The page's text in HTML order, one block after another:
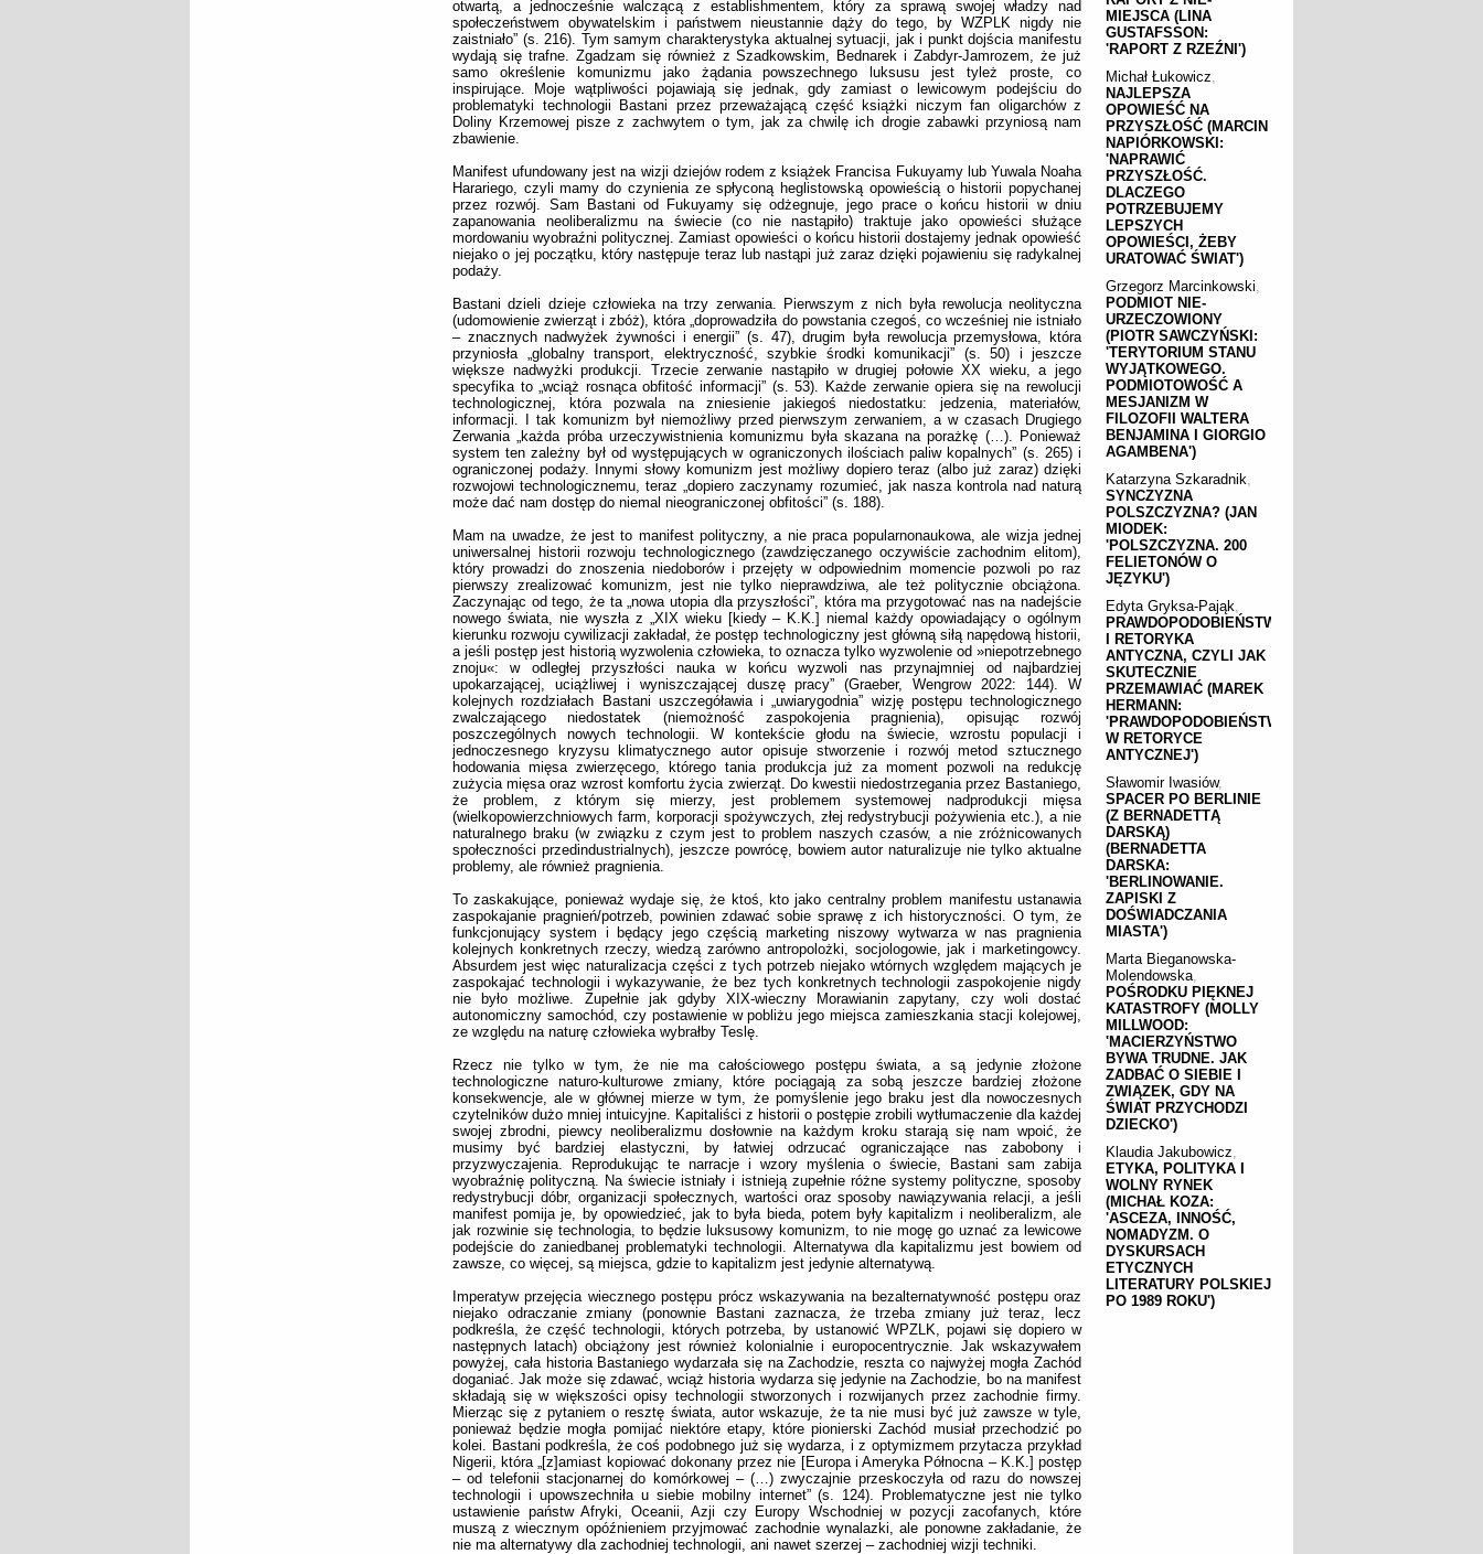
MIEJSCA (LINA
GUSTAFSSON:
'RAPORT Z RZEŹNI')
Michał Łukowicz
NAJLEPSZA
OPOWIEŚĆ NA
PRZYSZŁOŚĆ (MARCIN
NAPIÓRKOWSKI:
'NAPRAWIĆ
PRZYSZŁOŚĆ.
DLACZEGO
POTRZEBUJEMY
LEPSZYCH
OPOWIEŚCI, ŻEBY
URATOWAĆ ŚWIAT')
Grzegorz Marcinkowski
PODMIOT NIE-
URZECZOWIONY
(PIOTR SAWCZYŃSKI:
'TERYTORIUM STANU
WYJĄTKOWEGO.
PODMIOTOWOŚĆ A
MESJANIZM W
FILOZOFII WALTERA
BENJAMINA I GIORGIO
AGAMBENA')
Katarzyna Szkaradnik
SYNCZYZNA
POLSZCZYZNA? (JAN
MIODEK:
'POLSZCZYZNA. 200
FELIETONÓW O
JĘZYKU')
Edyta Gryksa-Pająk
PRAWDOPODOBIEŃSTWO
I RETORYKA
ANTYCZNA, CZYLI JAK
SKUTECZNIE
PRZEMAWIAĆ (MAREK
HERMANN:
'PRAWDOPODOBIEŃSTWO
W RETORYCE
ANTYCZNEJ')
Sławomir Iwasiów,
SPACER PO BERLINIE
(Z BERNADETTĄ
DARSKĄ)
(BERNADETTA
DARSKA:
'BERLINOWANIE.
ZAPISKI Z
DOŚWIADCZANIA
MIASTA')
Marta Bieganowska-
Molendowska
POŚRODKU PIĘKNEJ
KATASTROFY (MOLLY
MILLWOOD:
'MACIERZYŃSTWO
BYWA TRUDNE. JAK
ZADBAĆ O SIEBIE I
ZWIĄZEK, GDY NA
ŚWIAT PRZYCHODZI
DZIECKO')
Klaudia Jakubowicz
ETYKA, POLITYKA I
WOLNY RYNEK
(MICHAŁ KOZA:
'ASCEZA, INNOŚĆ,
NOMADYZM. O
DYSKURSACH
ETYCZNYCH
LITERATURY POLSKIEJ
PO 1989 ROKU')
otwartą, a jednocześnie walczącą z establishmentem, który za sprawą swojej władzy nad
społeczeństwem obywatelskim i państwem nieustannie dąży do tego, by WZPLK nigdy nie
zaistniało” (s. 216). Tym samym charakterystyka aktualnej sytuacji, jak i punkt dojścia manifestu
wydają się trafne. Zgadzam się również z Szadkowskim, Bednarek i Zabdyr-Jamrozem, że już
samo określenie komunizmu jako żądania powszechnego luksusu jest tyleż proste, co
inspirujące. Moje wątpliwości pojawiają się jednak, gdy zamiast o lewicowym podejściu do
problematyki technologii Bastani przez przeważającą część książki niczym fan oligarchów z
Doliny Krzemowej pisze z zachwytem o tym, jak za chwilę ich drogie zabawki przyniosą nam
zbawienie.
Manifest ufundowany jest na wizji dziejów rodem z książek Francisa Fukuyamy lub Yuwala Noaha
Harariego, czyli mamy do czynienia ze spłyconą heglistowską opowieścią o historii popychanej
przez rozwój. Sam Bastani od Fukuyamy się odżegnuje, jego prace o końcu historii w dniu
zapanowania neoliberalizmu na świecie (co nie nastąpiło) traktuje jako opowieści służące
mordowaniu wyobraźni politycznej. Zamiast opowieści o końcu historii dostajemy jednak opowieść
niejako o jej początku, który następuje teraz lub nastąpi już zaraz dzięki pojawieniu się radykalnej
podaży.
Bastani dzieli dzieje człowieka na trzy zerwania. Pierwszym z nich była rewolucja neolityczna
(udomowienie zwierząt i zbóż), która „doprowadziła do powstania czegoś, co wcześniej nie istniało
– znacznych nadwyżek żywności i energii” (s. 47), drugim była rewolucja przemysłowa, która
przyniosła „globalny transport, elektryczność, szybkie środki komunikacji” (s. 50) i jeszcze
większe nadwyżki produkcji. Trzecie zerwanie nastąpiło w drugiej połowie XX wieku, a jego
specyfika to „wciąż rosnąca obfitość informacji” (s. 53). Każde zerwanie opiera się na rewolucji
technologicznej, która pozwala na zniesienie jakiegoś niedostatku: jedzenia, materiałów,
informacji. I tak komunizm był niemożliwy przed pierwszym zerwaniem, a w czasach Drugiego
Zerwania „każda próba urzeczywistnienia komunizmu była skazana na porażkę (…). Ponieważ
system ten zależny był od występujących w ograniczonych ilościach paliw kopalnych” (s. 265) i
ograniczonej podaży. Innymi słowy komunizm jest możliwy dopiero teraz (albo już zaraz) dzięki
rozwojowi technologicznemu, teraz „dopiero zaczynamy rozumieć, jak nasza kontrola nad naturą
może dać nam dostęp do niemal nieograniczonej obfitości” (s. 188).
Mam na uwadze, że jest to manifest polityczny, a nie praca popularnonaukowa, ale wizja jednej
uniwersalnej historii rozwoju technologicznego (zawdzięczanego oczywiście zachodnim elitom),
który prowadzi do znoszenia niedoborów i przejęty w odpowiednim momencie pozwoli po raz
pierwszy zrealizować komunizm, jest nie tylko nieprawdziwa, ale też politycznie obciążona.
Zaczynając od tego, że ta „nowa utopia dla przyszłości”, która ma przygotować nas na nadejście
nowego świata, nie wyszła z „XIX wieku [kiedy – K.K.] niemal każdy opowiadający o ogólnym
kierunku rozwoju cywilizacji zakładał, że postęp technologiczny jest główną siłą napędową historii,
a jeśli postęp jest historią wyzwolenia człowieka, to oznacza tylko wyzwolenie od »niepotrzebnego
znoju«: w odległej przyszłości nauka w końcu wyzwoli nas przynajmniej od najbardziej
upokarzającej, uciążliwej i wyniszczającej duszę pracy” (Graeber, Wengrow 2022: 144). W
kolejnych rozdziałach Bastani uszczegóławia i „uwiarygodnia” wizję postępu technologicznego
zwalczającego niedostatek (niemożność zaspokojenia pragnienia), opisując rozwój
poszczególnych nowych technologii. W kontekście głodu na świecie, wzrostu populacji i
jednoczesnego kryzysu klimatycznego autor opisuje stworzenie i rozwój metod sztucznego
hodowania mięsa zwierzęcego, którego tania produkcja już za moment pozwoli na redukcję
zużycia mięsa oraz wzrost komfortu życia zwierząt. Do kwestii niedostrzegania przez Bastaniego,
że problem, z którym się mierzy, jest problemem systemowej nadprodukcji mięsa
(wielkopowierzchniowych farm, korporacji spożywczych, złej redystrybucji pożywienia etc.), a nie
naturalnego braku (w związku z czym jest to problem naszych czasów, a nie zróżnicowanych
społeczności przedindustrialnych), jeszcze powrócę, bowiem autor naturalizuje nie tylko aktualne
problemy, ale również pragnienia.
To zaskakujące, ponieważ wydaje się, że ktoś, kto jako centralny problem manifestu ustanawia
zaspokajanie pragnień/potrzeb, powinien zdawać sobie sprawę z ich historyczności. O tym, że
funkcjonujący system i będący jego częścią marketing niszowy wytwarza w nas pragnienia
kolejnych konkretnych rzeczy, wiedzą zarówno antropolożki, socjologowie, jak i marketingowcy.
Absurdem jest więc naturalizacja części z tych potrzeb niejako wtórnych względem mających je
zaspokajać technologii i wykazywanie, że bez tych konkretnych technologii zaspokojenie nigdy
nie było możliwe. Zupełnie jak gdyby XIX-wieczny Morawianin zapytany, czy woli dostać
autonomiczny samochód, czy postawienie w pobliżu jego miejsca zamieszkania stacji kolejowej,
ze względu na naturę człowieka wybrałby Teslę.
Rzecz nie tylko w tym, że nie ma całościowego postępu świata, a są jedynie złożone
technologiczne naturo-kulturowe zmiany, które pociągają za sobą jeszcze bardziej złożone
konsekwencje, ale w głównej mierze w tym, że pomyślenie jego braku jest dla nowoczesnych
czytelników dużo mniej intuicyjne. Kapitaliści z historii o postępie zrobili wytłumaczenie dla każdej
swojej zbrodni, piewcy neoliberalizmu dosłownie na każdym kroku starają się nam wpoić, że
musimy być bardziej elastyczni, by łatwiej odrzucać ograniczające nas zabobony i
przyzwyczajenia. Reprodukując te narracje i wzory myślenia o świecie, Bastani sam zabija
wyobraźnię polityczną. Na świecie istniały i istnieją zupełnie różne systemy polityczne, sposoby
redystrybucji dóbr, organizacji społecznych, wartości oraz sposoby nawiązywania relacji, a jeśli
manifest pomija je, by opowiedzieć, jak to była bieda, potem były kapitalizm i neoliberalizm, ale
jak rozwinie się technologia, to będzie luksusowy komunizm, to nie mogę go uznać za lewicowe
podejście do zaniedbanej problematyki technologii. Alternatywa dla kapitalizmu jest bowiem od
zawsze, co więcej, są miejsca, gdzie to kapitalizm jest jedynie alternatywą.
Imperatyw przejęcia wiecznego postępu prócz wskazywania na bezalternatywność postępu oraz
niejako odraczanie zmiany (ponownie Bastani zaznacza, że trzeba zmiany już teraz, lecz
podkreśla, że część technologii, których potrzeba, by ustanowić WPZLK, pojawi się dopiero w
następnych latach) obciążony jest również kolonialnie i europocentrycznie. Jak wskazywałem
powyżej, cała historia Bastaniego wydarzała się na Zachodzie, reszta co najwyżej mogła Zachód
doganiać. Jak może się zdawać, wciąż historia wydarza się jedynie na Zachodzie, bo na manifest
składają się w większości opisy technologii stworzonych i rozwijanych przez zachodnie firmy.
Mierząc się z pytaniem o resztę świata, autor wskazuje, że ta nie musi być już zawsze w tyle,
ponieważ będzie mogła pomijać niektóre etapy, które pionierski Zachód musiał przechodzić po
kolei. Bastani podkreśla, że coś podobnego już się wydarza, i z optymizmem przytacza przykład
Nigerii, która „[z]amiast kopiować dokonany przez nie [Europa i Ameryka Północna – K.K.] postęp
– od telefonii stacjonarnej do komórkowej – (…) zwyczajnie przeskoczyła od razu do nowszej
technologii i upowszechniła u siebie mobilny internet” (s. 124). Problematyczne jest nie tylko
ustawienie państw Afryki, Oceanii, Azji czy Europy Wschodniej w pozycji zacofanych, które
muszą z wiecznym opóźnieniem przyjmować zachodnie wynalazki, ale ponowne zakładanie, że
nie ma alternatywy dla zachodniej technologii, ani nawet szerzej – zachodniej wizji techniki.